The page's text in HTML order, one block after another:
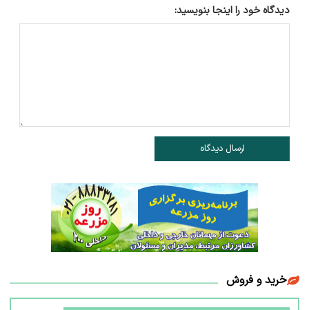
دیدگاه خود را اینجا بنویسید:
ارسال دیدگاه
خرید و فروش